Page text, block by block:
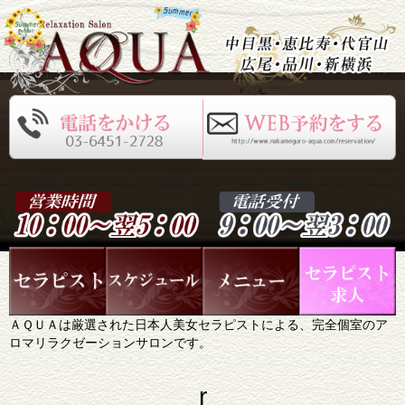
ＡＱＵＡは厳選された日本人美女セラピストによる、完全個室のア
ロマリラクゼーションサロンです。
r